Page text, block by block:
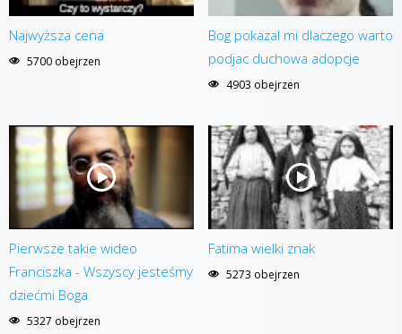
Najwyższa cena
5700 obejrzen
Bog pokazal mi dlaczego warto
podjac duchowa adopcje
4903 obejrzen
Pierwsze takie wideo
Franciszka - Wszyscy jesteśmy
dziećmi Boga
5327 obejrzen
Fatima wielki znak
5273 obejrzen